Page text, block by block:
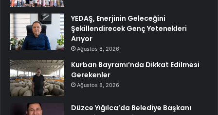
YEDAŞ, Enerjinin Geleceğini
Şekillendirecek Genç Yetenekleri
Arıyor
Ağustos 8, 2026
Kurban Bayramı’nda Dikkat Edilmesi
Gerekenler
Ağustos 8, 2026
Düzce Yığılca’da Belediye Başkanı